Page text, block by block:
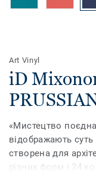
Art Vinyl
iD
«Мистецтво
відображають
створена для
різних форм і 34